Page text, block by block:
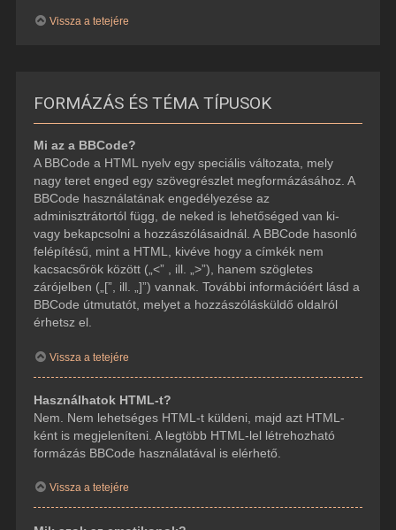
Vissza a tetejére
FORMÁZÁS ÉS TÉMA TÍPUSOK
Mi az a BBCode?
A BBCode a HTML nyelv egy speciális változata, mely
nagy teret enged egy szövegrészlet megformázásához. A
BBCode használatának engedélyezése az
adminisztrátortól függ, de neked is lehetőséged van ki-
vagy bekapcsolni a hozzászólásaidnál. A BBCode hasonló
felépítésű, mint a HTML, kivéve hogy a címkék nem
kacsacsőrök között („<” , ill. „>”), hanem szögletes
zárójelben („[”, ill. „]”) vannak. További információért lásd a
BBCode útmutatót, melyet a hozzászólásküldő oldalról
érhetsz el.
Vissza a tetejére
Használhatok HTML-t?
Nem. Nem lehetséges HTML-t küldeni, majd azt HTML-
ként is megjeleníteni. A legtöbb HTML-lel létrehozható
formázás BBCode használatával is elérhető.
Vissza a tetejére